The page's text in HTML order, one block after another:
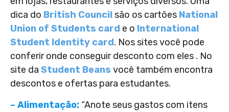
dica do British Councilsão os cartões National
Union of Students card e o International
Student Identity card. Nos sites você pode
conferir onde conseguir desconto com eles . No
site da Student Beans você também encontra
descontos e ofertas para estudantes.
– Alimentação: “Anote seus gastos com itens